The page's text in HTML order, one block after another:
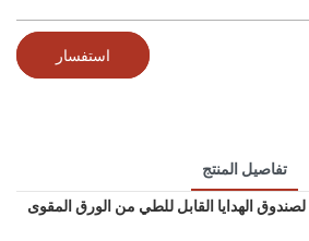
استفسار
تفاصيل المنتج
لصندوق الهدايا القابل للطي من الورق المقوى